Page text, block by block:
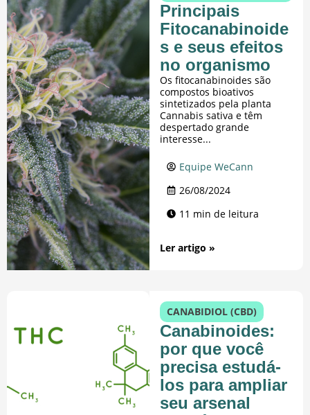
Principais
Fitocanabinoide
s e seus efeitos
no organismo
Os fitocanabinoides são
compostos bioativos
sintetizados pela planta
Cannabis sativa e têm
despertado grande
interesse...
Equipe WeCann
26/08/2024
11 min de leitura
Ler artigo »
CANABIDIOL (CBD)
Canabinoides:
por que você
precisa estudá-
los para ampliar
seu arsenal